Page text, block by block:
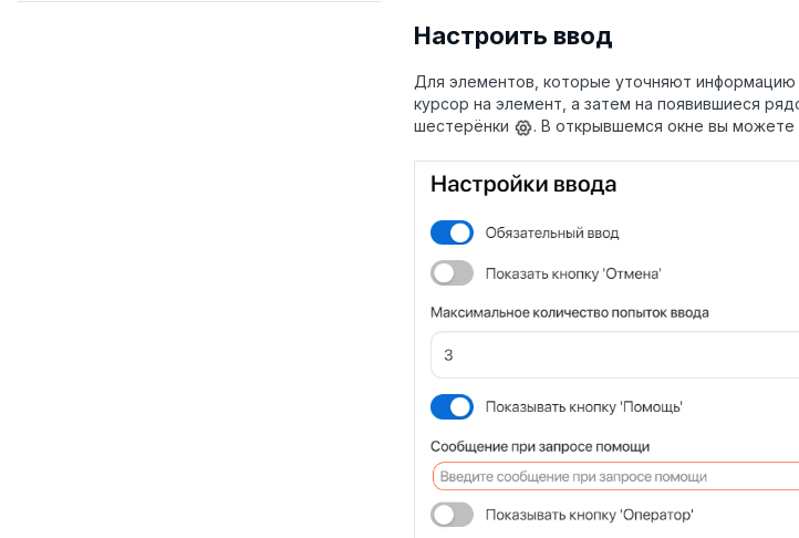
Настроить ввод
Для элементов, которые уточняют информацию
курсор на элемент, а затем на появившиеся
шестерёнки
. В открывшемся окне вы можете